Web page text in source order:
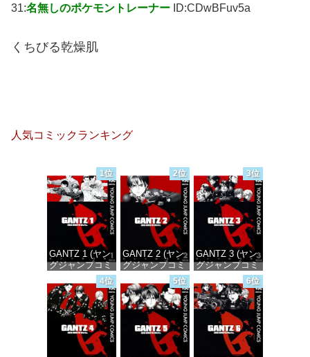
31:名無しのポケモントレーナー ID:CDwBFuv5a
くちびる乾燥肌
人気コミックランキング
1位
GANTZ 1 (ヤン
グジャンプコミ
ックスDIGITAL)
価格：¥100
2位
GANTZ 2 (ヤン
グジャンプコミ
ックスDIGITAL)
価格：¥100
3位
GANTZ 3 (ヤン
グジャンプコミ
ックスDIGITAL)
価格：¥100
4位 5位 6位